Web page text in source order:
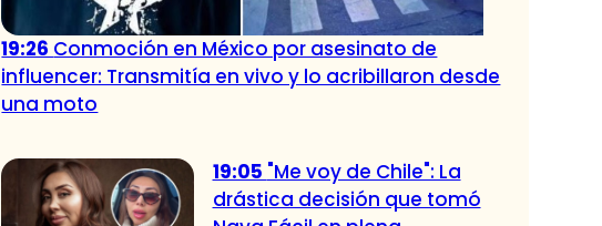
19:26 Conmoción en México por asesinato de
influencer: Transmitía en vivo y lo acribillaron desde
una moto
19:05 "Me voy de Chile": La
drástica decisión que tomó